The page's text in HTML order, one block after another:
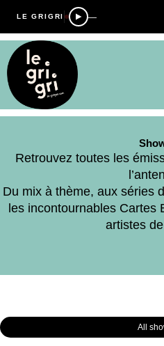
LE GRIGRI —
Retrouvez toutes les
Du mix à thème, aux séries
les incontournables Cartes
artistes
All